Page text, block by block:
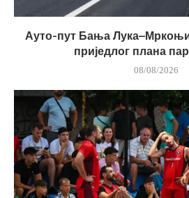
Ауто-пут Бања
приједлог плана
08/08/2026